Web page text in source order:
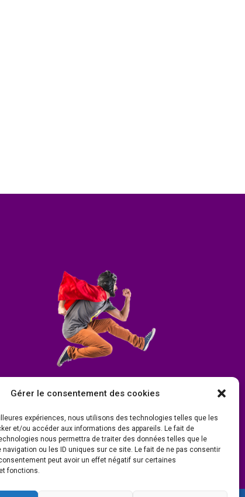
Gérer le consentement des cookies
expériences, nous utilisons des technologies telles que les
et/ou accéder aux informations des appareils. Le fait de
nous permettra de traiter des données telles que le
ou les ID uniques sur ce site. Le fait de ne pas consentir
peut avoir un effet négatif sur certaines
fonctions.